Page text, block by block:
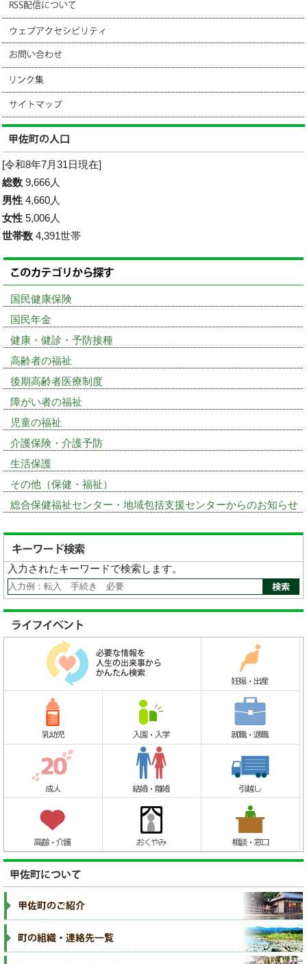
[令和8年7月31日現在]
総数 9,666人
男性 4,660人
女性 5,006人
世帯数 4,391世帯
国民健康保険
国民年金
健康・健診・予防接種
高齢者の福祉
後期高齢者医療制度
障がい者の福祉
児童の福祉
介護保険・介護予防
生活保護
その他（保健・福祉）
総合保健福祉センター・地域包括支援センターからのお知らせ
入力されたキーワードで検索します。